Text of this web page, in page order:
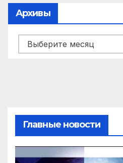
Архивы
Архивы
Главные новости